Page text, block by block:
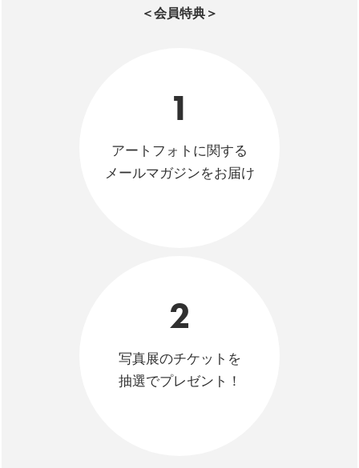
＜会員特典＞
1
アートフォトに関する
メールマガジンをお届け
2
写真展のチケットを
抽選でプレゼント！